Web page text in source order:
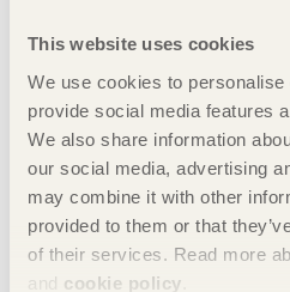
This website uses cookies
We use cookies to
provide social media features
We also share information
our social media, advertising
may combine it with other
provided to them or that
of their services. Read more
and cookie policy
Miljövarudeklarationer (EPD,
Declaration) är en
bygger på internationella
användbar inom alla
12 000 miljövarudeklarationer
byggprodukter. Många av
tillgängliga.
Dela denna sida: